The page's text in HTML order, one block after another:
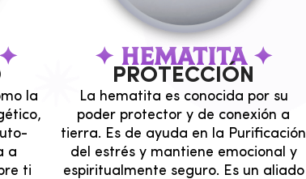
la
a
ti
✦ HEMATITA ✦
PROTECCIÓN
La hematita es conocida por su
poder protector y de conexión a
tierra. Es de ayuda en la Purificación
del estrés y mantiene emocional y
espiritualmente seguro. Es un aliado